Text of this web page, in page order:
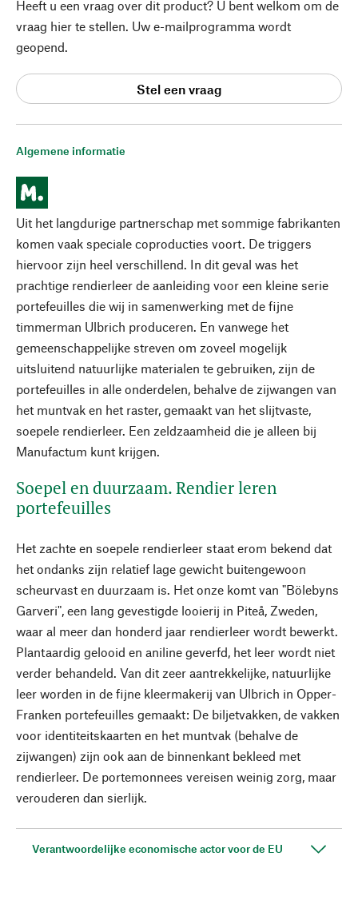
Algemene informatie
Uit het langdurige partnerschap met sommige fabrikanten
komen vaak speciale coproducties voort. De triggers
hiervoor zijn heel verschillend. In dit geval was het
prachtige rendierleer de aanleiding voor een kleine serie
portefeuilles die wij in samenwerking met de fijne
timmerman Ulbrich produceren. En vanwege het
gemeenschappelijke streven om zoveel mogelijk
uitsluitend natuurlijke materialen te gebruiken, zijn de
portefeuilles in alle onderdelen, behalve de zijwangen van
het muntvak en het raster, gemaakt van het slijtvaste,
soepele rendierleer. Een zeldzaamheid die je alleen bij
Manufactum kunt krijgen.
Soepel en duurzaam. Rendier leren
portefeuilles
Het zachte en soepele rendierleer staat erom bekend dat
het ondanks zijn relatief lage gewicht buitengewoon
scheurvast en duurzaam is. Het onze komt van "Bölebyns
Garveri", een lang gevestigde looierij in Piteå, Zweden,
waar al meer dan honderd jaar rendierleer wordt bewerkt.
Plantaardig gelooid en aniline geverfd, het leer wordt niet
verder behandeld. Van dit zeer aantrekkelijke, natuurlijke
leer worden in de fijne kleermakerij van Ulbrich in Opper-
Franken portefeuilles gemaakt: De biljetvakken, de vakken
voor identiteitskaarten en het muntvak (behalve de
zijwangen) zijn ook aan de binnenkant bekleed met
rendierleer. De portemonnees vereisen weinig zorg, maar
verouderen dan sierlijk.
Verantwoordelijke economische actor voor de EU
Heeft u een vraag over dit product? U bent welkom om de
vraag hier te stellen. Uw e-mailprogramma wordt
geopend.
Stel een vraag